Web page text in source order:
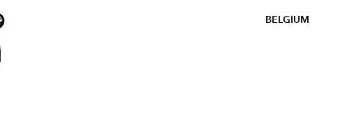
BELGIUM